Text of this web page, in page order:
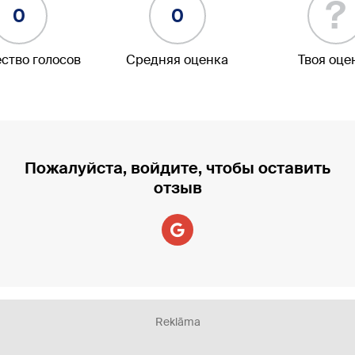
0
голосов
0
Средняя оценка
?
Твоя
Пожалуйста, войдите, чтобы оставить
отзыв
Reklāma